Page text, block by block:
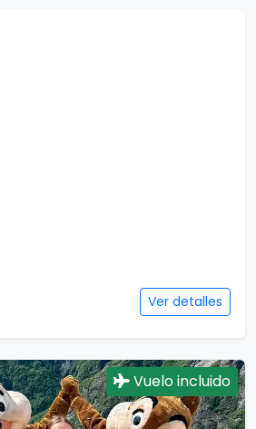
Ver detalles
Vuelo incluido